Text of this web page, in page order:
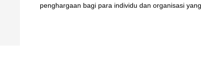
penghargaan bagi para individu dan organisasi